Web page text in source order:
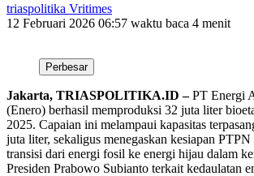
triaspolitika Vritimes
12 Februari 2026 06:57 waktu baca 4 menit
Perbesar
Jakarta, TRIASPOLITIKA.ID –PT Energi
(Enero) berhasil memproduksi 32 juta liter
2025. Capaian ini melampaui kapasitas
juta liter, sekaligus menegaskan kesiapan
transisi dari energi fosil ke energi hijau dalam
Presiden Prabowo Subianto terkait kedaulatan